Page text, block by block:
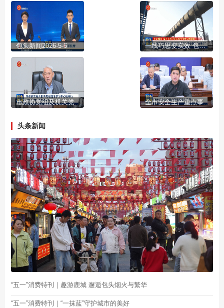
包头新闻2026-5-6 一线巧思变实效 包钢“金点子”结出增收“金果子”
市政协党组及机关党组理论学习中心组举行2026年第3次集体学习会 全市安全生产重点事项部署会召开
头条新闻
“五一”消费特刊｜趣游鹿城 邂逅包头烟火与繁华
“五一”消费特刊｜“一抹蓝”守护城市的美好